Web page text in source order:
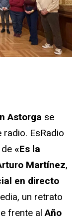
Astorga se
EsRadio
«Es la
Martínez,
en directo
un retrato
frente al Año